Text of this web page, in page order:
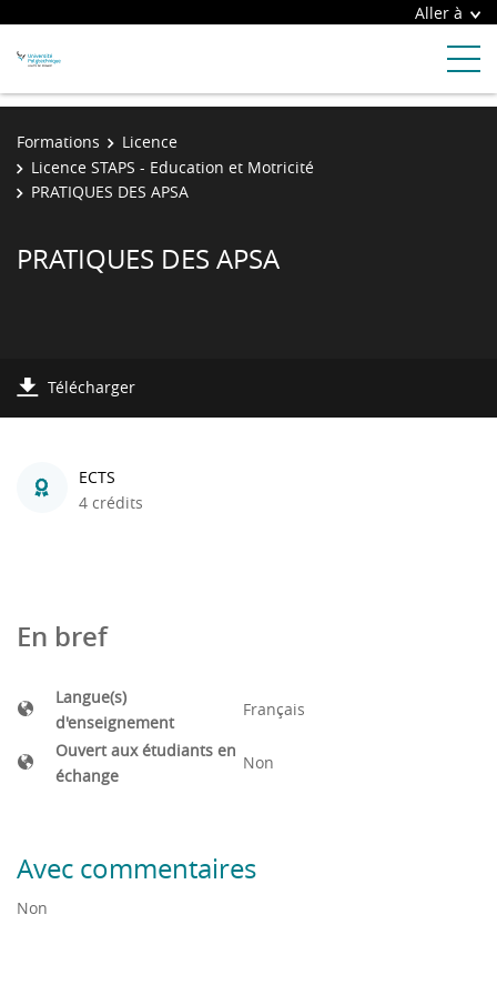
Aller à
Formations
Licence
Licence STAPS - Education et Motricité
PRATIQUES DES APSA
PRATIQUES DES APSA
Télécharger
ECTS
4 crédits
En bref
Langue(s)
d'enseignement
Français
Ouvert aux étudiants en
échange
Non
Avec commentaires
Non